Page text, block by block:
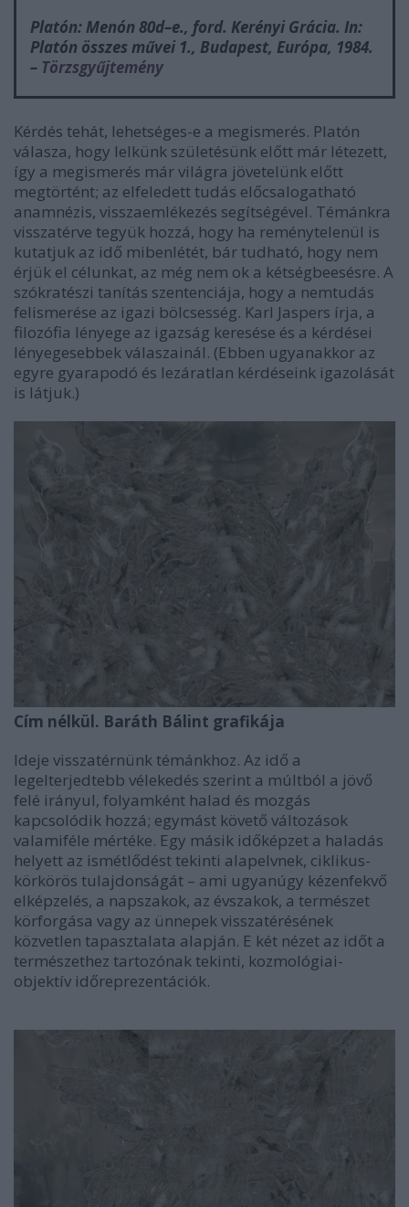
Platón: Menón 80d–e., ford. Kerényi Grácia. In:
Platón összes művei 1., Budapest, Európa, 1984.
– Törzsgyűjtemény
Kérdés tehát, lehetséges-e a megismerés. Platón
válasza, hogy lelkünk születésünk előtt már létezett,
így a megismerés már világra jövetelünk előtt
megtörtént; az elfeledett tudás előcsalogatható
anamnézis, visszaemlékezés segítségével. Témánkra
visszatérve tegyük hozzá, hogy ha reménytelenül is
kutatjuk az idő mibenlétét, bár tudható, hogy nem
érjük el célunkat, az még nem ok a kétségbeesésre. A
szókratészi tanítás szentenciája, hogy a nemtudás
felismerése az igazi bölcsesség. Karl Jaspers írja, a
filozófia lényege az igazság keresése és a kérdései
lényegesebbek válaszainál. (Ebben ugyanakkor az
egyre gyarapodó és lezáratlan kérdéseink igazolását
is látjuk.)
Cím nélkül. Baráth Bálint grafikája
Ideje visszatérnünk témánkhoz. Az idő a
legelterjedtebb vélekedés szerint a múltból a jövő
felé irányul, folyamként halad és mozgás
kapcsolódik hozzá; egymást követő változások
valamiféle mértéke. Egy másik időképzet a haladás
helyett az ismétlődést tekinti alapelvnek, ciklikus-
körkörös tulajdonságát – ami ugyanúgy kézenfekvő
elképzelés, a napszakok, az évszakok, a természet
körforgása vagy az ünnepek visszatérésének
közvetlen tapasztalata alapján. E két nézet az időt a
természethez tartozónak tekinti, kozmológiai-
objektív időreprezentációk.